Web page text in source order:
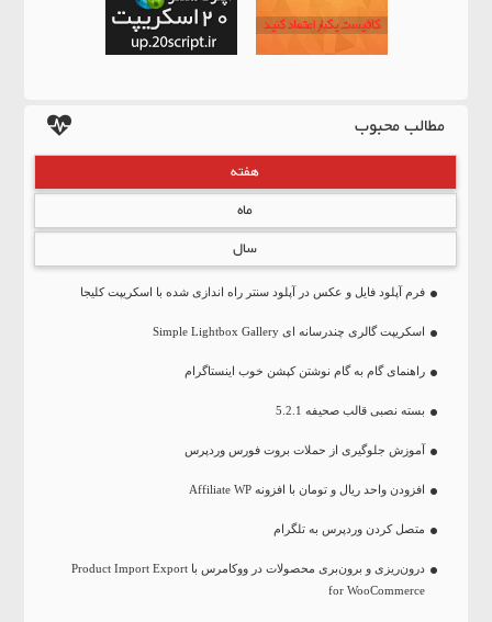
مطالب محبوب
هفته
ماه
سال
فرم آپلود فایل و عکس در آپلود سنتر راه اندازی شده با اسکریپت کلیجا
اسکریپت گالری چندرسانه ای Simple Lightbox Gallery
راهنمای گام به گام نوشتن کپشن خوب اینستاگرام
بسته نصبی قالب صحیفه 5.2.1
آموزش جلوگیری از حملات بروت فورس وردپرس
افزودن واحد ریال و تومان با افزونه Affiliate WP
متصل کردن وردپرس به تلگرام
درون‌ریزی و برون‌بری محصولات در ووکامرس با Product Import Export
for WooCommerce